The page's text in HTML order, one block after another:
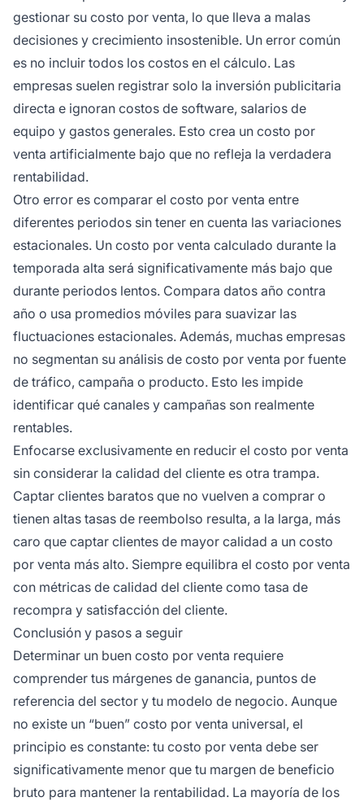
gestionar su costo por venta, lo que lleva a malas
decisiones y crecimiento insostenible. Un error común
es no incluir todos los costos en el cálculo. Las
empresas suelen registrar solo la inversión publicitaria
directa e ignoran costos de software, salarios de
equipo y gastos generales. Esto crea un costo por
venta artificialmente bajo que no refleja la verdadera
rentabilidad.
Otro error es comparar el costo por venta entre
diferentes periodos sin tener en cuenta las variaciones
estacionales. Un costo por venta calculado durante la
temporada alta será significativamente más bajo que
durante periodos lentos. Compara datos año contra
año o usa promedios móviles para suavizar las
fluctuaciones estacionales. Además, muchas empresas
no segmentan su análisis de costo por venta por fuente
de tráfico, campaña o producto. Esto les impide
identificar qué canales y campañas son realmente
rentables.
Enfocarse exclusivamente en reducir el costo por venta
sin considerar la calidad del cliente es otra trampa.
Captar clientes baratos que no vuelven a comprar o
tienen altas tasas de reembolso resulta, a la larga, más
caro que captar clientes de mayor calidad a un costo
por venta más alto. Siempre equilibra el costo por venta
con métricas de calidad del cliente como tasa de
recompra y satisfacción del cliente.
Conclusión y pasos a seguir
Determinar un buen costo por venta requiere
comprender tus márgenes de ganancia, puntos de
referencia del sector y tu modelo de negocio. Aunque
no existe un “buen” costo por venta universal, el
principio es constante: tu costo por venta debe ser
significativamente menor que tu margen de beneficio
bruto para mantener la rentabilidad. La mayoría de los